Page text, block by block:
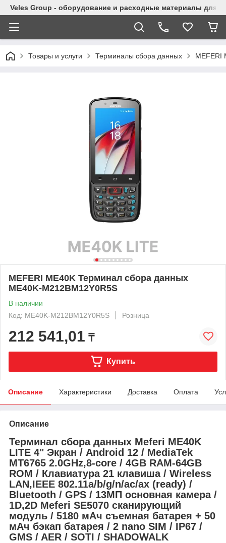
Veles Group - оборудование и расходные материалы для
Товары и услуги Терминалы сбора данных MEFERI
MEFERI ME40K Терминал сбора данных
ME40K-M212BM12Y0R5S
В наличии
Код: ME40K-M212BM12Y0R5S
Розница
212 541,01 ₸
Купить
Описание Характеристики Доставка Оплата
Описание
Терминал сбора данных Meferi ME40K
LITE 4" Экран / Android 12 / MediaTek
MT6765 2.0GHz,8-core / 4GB RAM-64GB
ROM / Клавиатура 21 клавиша / Wireless
LAN,IEEE 802.11a/b/g/n/ac/ax (ready) /
Bluetooth / GPS / 13МП основная камера /
1D,2D Meferi SE5070 сканирующий
модуль / 5180 мАч съемная батарея + 50
мАч бэкап батарея / 2 nano SIM / IP67 /
GMS / AER / SOTI / SHADOWALK